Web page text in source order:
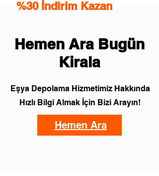
%30 İndirim Kazan
Hemen Ara Bugün
Kirala
Eşya Depolama Hizmetimiz Hakkında
Hızlı Bilgi Almak İçin Bizi Arayın!
Hemen Ara